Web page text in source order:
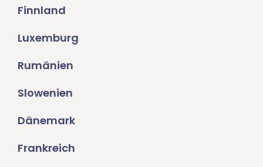
Finnland
Luxemburg
Rumänien
Slowenien
Dänemark
Frankreich